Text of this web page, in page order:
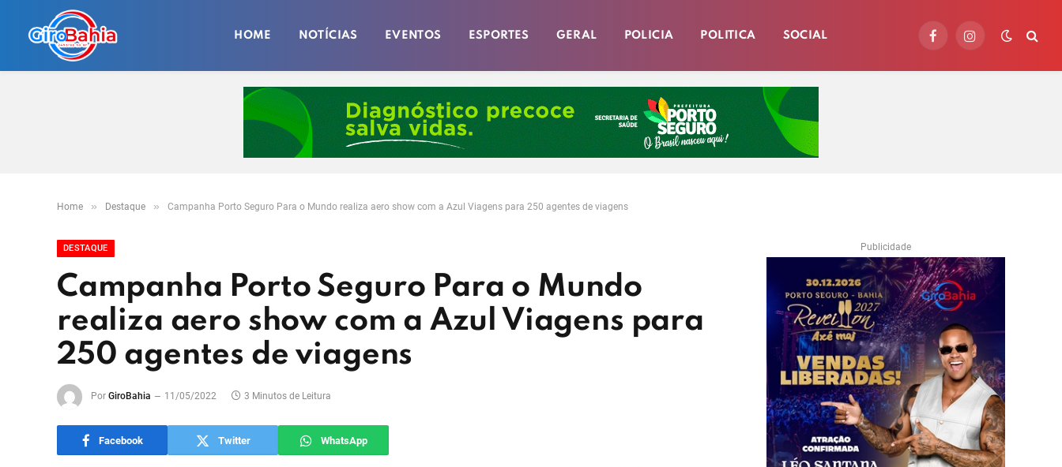
HOME NOTÍCIAS EVENTOS ESPORTES GERAL POLICIA POLITICA SOCIAL
FacebookInstagram
Home » Destaque » Campanha Porto Seguro Para o Mundo realiza aero show com a Azul Viagens para 250 agentes de viagens
DESTAQUE
Campanha Porto Seguro Para o Mundo
realiza aero show com a Azul Viagens para
250 agentes de viagens
Por GiroBahia 11/05/2022 3 Minutos de Leitura
Facebook Twitter WhatsApp
Publicidade